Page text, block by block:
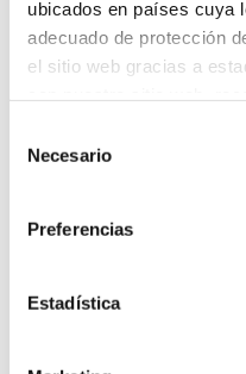
ubicados en países cuya
adecuado de protección
el sitio web gracias a
el uso que haga del sitio
información que les
recopilado a partir del
preferencias.
Necesario
Preferencias
Estadística
claves útiles
económico y